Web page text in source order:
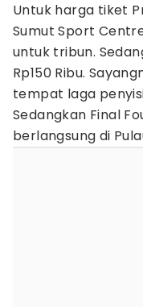
Untuk harga tiket
Sumut Sport
untuk tribun.
Rp150 Ribu.
tempat laga
Sedangkan Final
berlangsung di